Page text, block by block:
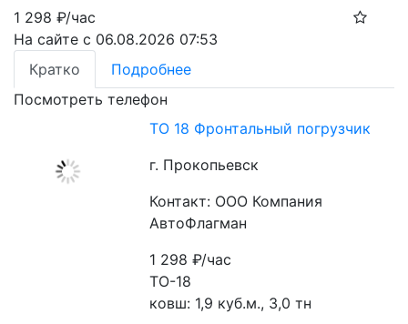
1 298 ₽/час
На сайте с 06.08.2026 07:53
Кратко
Подробнее
Посмотреть телефон
ТО 18 Фронтальный погрузчик
г. Прокопьевск
Контакт: ООО Компания
АвтоФлагман
1 298₽/час
ТО-18
ковш: 1,9 куб.м., 3,0 тн